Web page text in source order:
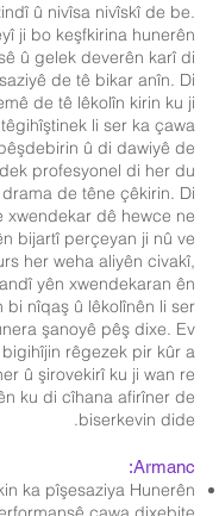
û nivîsa nivîskî de be.
ji bo keşfkirina hunerên
û gelek deverên karî di
de tê bikar anîn. Di
de tê lêkolîn kirin ku ji
li ser ka çawa
û di dawiyê de
profesyonel di her du
de têne çêkirin. Di
xwendekar dê hewce ne
bijartî perçeyan ji nû ve
her weha aliyên civakî,
yên xwendekaran ên
bi nîqaş û lêkolînên li ser
şanoyê pêş dixe. Ev
rêgezek pir kûr a
û şirovekirî ku ji wan re
ku di cîhana afirîner de
biserkevin dide.
Armanc:
ka pîşesaziya Hunerên